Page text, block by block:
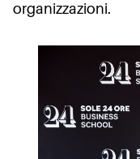
organizzazioni.